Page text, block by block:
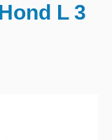
L 3